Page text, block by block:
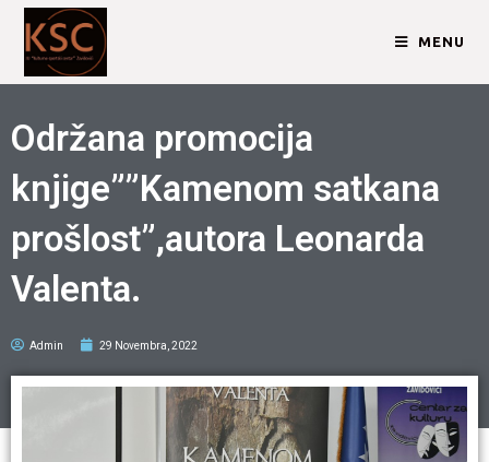
MENU
Održana promocija
knjige””Kamenom satkana
prošlost”,autora Leonarda
Valenta.
Admin 29 Novembra, 2022